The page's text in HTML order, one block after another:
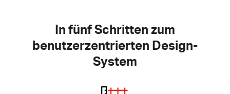
In fünf Schritten zum
benutzerzentrierten Design-
System